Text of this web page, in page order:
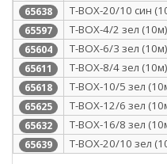
65638 Т-BOX-20/10 син
65597 Т-BOX-4/2 зел
65604 Т-BOX-6/3 зел
65611 Т-BOX-8/4 зел
65618 Т-BOX-10/5 зел
65625 Т-BOX-12/6 зел
65632 Т-BOX-16/8 зел
65639 Т-BOX-20/10 зел